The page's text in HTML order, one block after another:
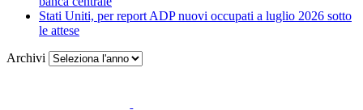
Stati Uniti, per report ADP nuovi occupati a luglio 2026 sotto
le attese
Archivi